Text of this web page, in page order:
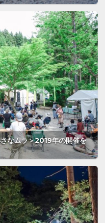
なムラ＞2019年の開催を